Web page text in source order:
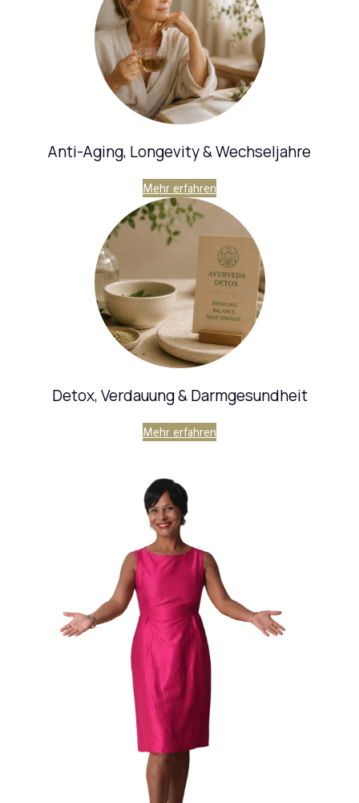
Anti-Aging, Longevity & Wechseljahre
Mehr erfahren
Detox, Verdauung & Darmgesundheit
Mehr erfahren